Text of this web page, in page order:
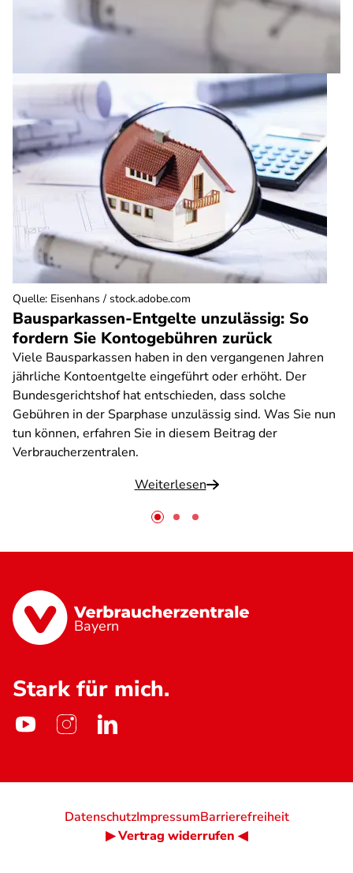
Bausparkassen-Entgelte unzulässig: So
fordern Sie Kontogebühren zurück
Viele Bausparkassen haben in den vergangenen Jahren
jährliche Kontoentgelte eingeführt oder erhöht. Der
Bundesgerichtshof hat entschieden, dass solche
Gebühren in der Sparphase unzulässig sind. Was Sie nun
tun können, erfahren Sie in diesem Beitrag der
Verbraucherzentralen.
Weiterlesen
Quelle: Eisenhans / stock.adobe.com
Bayern
Stark für mich.
DatenschutzImpressumBarrierefreiheit
▶ Vertrag widerrufen ◀